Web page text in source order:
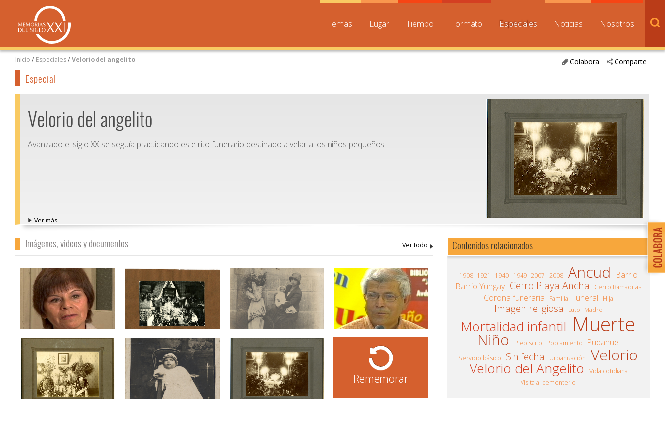
Temas Lugar Tiempo Formato Especiales Noticias Nosotros
Comparte
Colabora
Inicio / Especiales/Velorio del angelito
Especial
Velorio del angelito
Avanzado el siglo XX se seguía practicando este rito funerario destinado a velar a los niños pequeños.
Ver más
Imágenes, videos y documentos
Rememorar
Contenidos relacionados
1908 1921 1940 1949 2007 2008 Ancud
Barrio
Barrio Yungay Cerro Playa Ancha Cerro Ramaditas
Corona funeraria Familia Funeral Hija
Imagen religiosa Luto Madre
Mortalidad infantil Muerte
Niño Plebiscito Poblamiento Pudahuel
Servicio básico Sin fecha Urbanización Velorio
Velorio del Angelito
Vida cotidiana
Visita al cementerio